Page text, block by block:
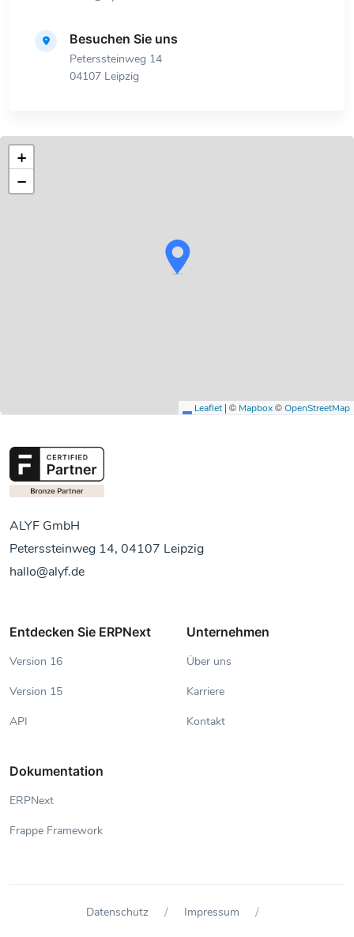
Besuchen Sie uns
Peterssteinweg 14
04107 Leipzig
+
−
Leaflet | © Mapbox©OpenStreetMap
ALYF GmbH
Peterssteinweg 14, 04107 Leipzig
hallo@alyf.de
Entdecken Sie ERPNext
Version 16
Version 15
API
Unternehmen
Über uns
Karriere
Kontakt
Dokumentation
ERPNext
Frappe Framework
Datenschutz / Impressum /